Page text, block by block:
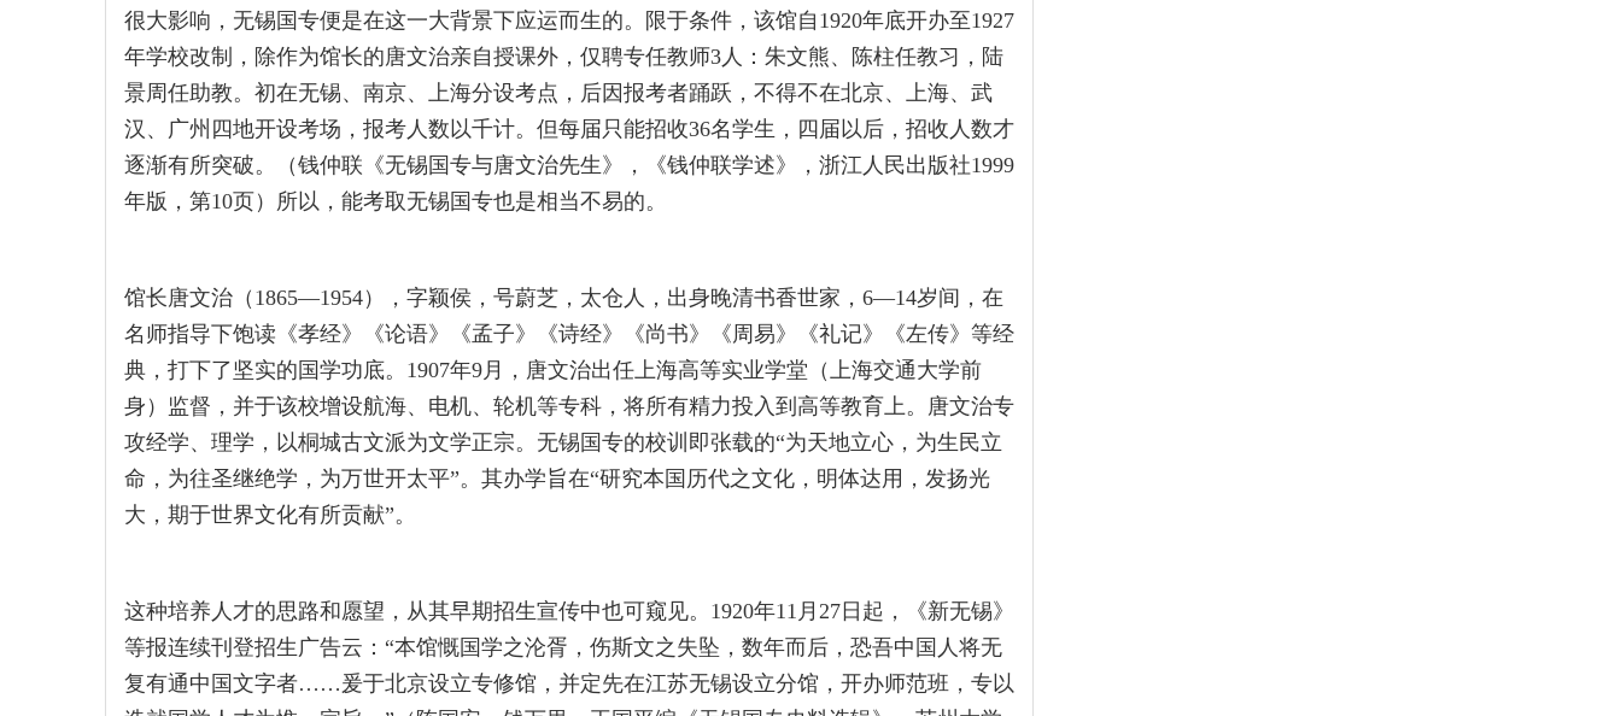
很大影响，无锡国专便是在这一大背景下应运而生的。限于条件，该馆自1920年底开办至1927
年学校改制，除作为馆长的唐文治亲自授课外，仅聘专任教师3人：朱文熊、陈柱任教习，陆
景周任助教。初在无锡、南京、上海分设考点，后因报考者踊跃，不得不在北京、上海、武
汉、广州四地开设考场，报考人数以千计。但每届只能招收36名学生，四届以后，招收人数才
逐渐有所突破。（钱仲联《无锡国专与唐文治先生》，《钱仲联学述》，浙江人民出版社1999
年版，第10页）所以，能考取无锡国专也是相当不易的。
馆长唐文治（1865—1954），字颖侯，号蔚芝，太仓人，出身晚清书香世家，6—14岁间，在
名师指导下饱读《孝经》《论语》《孟子》《诗经》《尚书》《周易》《礼记》《左传》等经
典，打下了坚实的国学功底。1907年9月，唐文治出任上海高等实业学堂（上海交通大学前
身）监督，并于该校增设航海、电机、轮机等专科，将所有精力投入到高等教育上。唐文治专
攻经学、理学，以桐城古文派为文学正宗。无锡国专的校训即张载的“为天地立心，为生民立
命，为往圣继绝学，为万世开太平”。其办学旨在“研究本国历代之文化，明体达用，发扬光
大，期于世界文化有所贡献”。
这种培养人才的思路和愿望，从其早期招生宣传中也可窥见。1920年11月27日起，《新无锡》
等报连续刊登招生广告云：“本馆慨国学之沦胥，伤斯文之失坠，数年而后，恐吾中国人将无
复有通中国文字者……爰于北京设立专修馆，并定先在江苏无锡设立分馆，开办师范班，专以